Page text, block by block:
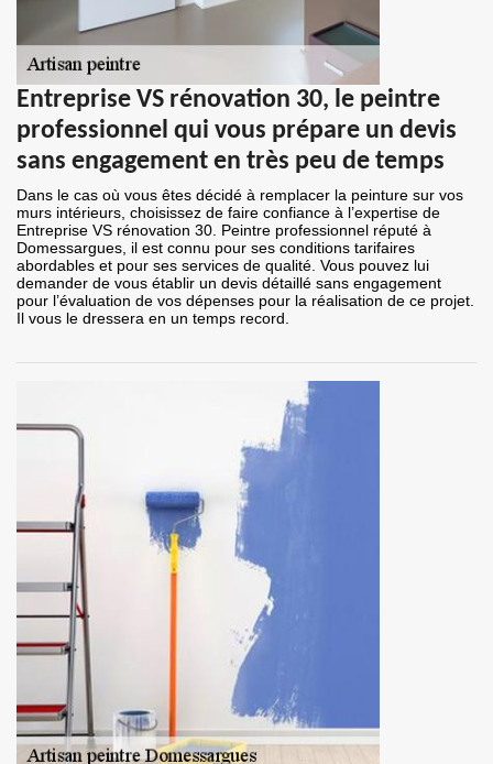
Entreprise VS rénovation 30, le peintre
professionnel qui vous prépare un devis
sans engagement en très peu de temps
Dans le cas où vous êtes décidé à remplacer la peinture sur vos
murs intérieurs, choisissez de faire confiance à l’expertise de
Entreprise VS rénovation 30. Peintre professionnel réputé à
Domessargues, il est connu pour ses conditions tarifaires
abordables et pour ses services de qualité. Vous pouvez lui
demander de vous établir un devis détaillé sans engagement
pour l’évaluation de vos dépenses pour la réalisation de ce projet.
Il vous le dressera en un temps record.